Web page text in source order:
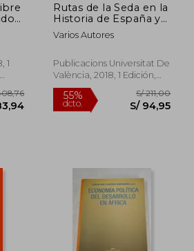
1
Rutas de la Seda en la
Historia de España y
Portugal,Las
Varios Autores
Publicacions Universitat De
València, 2018, 1 Edición,
Tapa Blanda, Nuevo